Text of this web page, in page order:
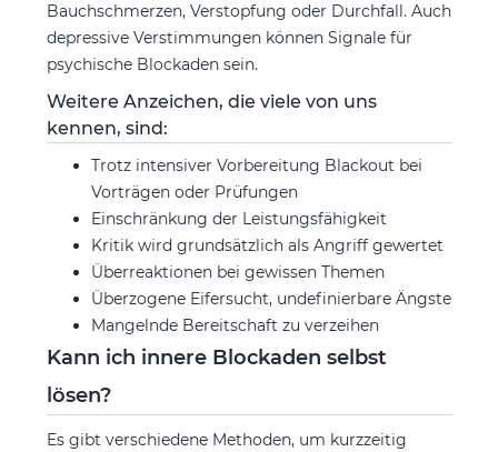
Bauchschmerzen, Verstopfung oder Durchfall. Auch
depressive Verstimmungen können Signale für
psychische Blockaden sein.
Weitere Anzeichen, die viele von uns
kennen, sind:
Trotz intensiver Vorbereitung Blackout bei
Vorträgen oder Prüfungen
Einschränkung der Leistungsfähigkeit
Kritik wird grundsätzlich als Angriff gewertet
Überreaktionen bei gewissen Themen
Überzogene Eifersucht, undefinierbare Ängste
Mangelnde Bereitschaft zu verzeihen
Kann ich innere Blockaden selbst
lösen?
Es gibt verschiedene Methoden, um kurzzeitig